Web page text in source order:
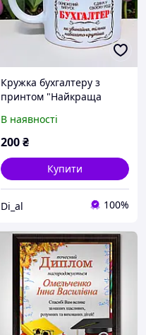
Кружка бухгалтеру з
принтом "Найкраща
колезі, бухгалтеру,
фінансисту
В наявності
200₴
Купити
Di_al 100%